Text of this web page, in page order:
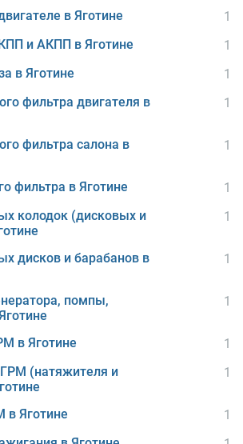
в Яготине
1
и АКПП в Яготине
1
в Яготине
1
фильтра двигателя в
1
фильтра салона в
1
фильтра в Яготине
1
колодок (дисковых и
1
дисков и барабанов в
1
помпы,
1
в Яготине
1
(натяжителя и
1
в Яготине
1